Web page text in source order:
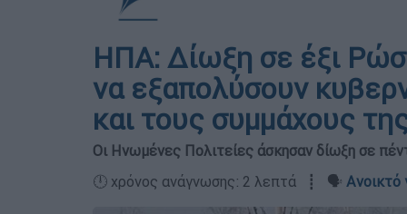
ΗΠΑ: Δίωξη σε έξι
να εξαπολύσουν
και τους συμμάχους
Οι Ηνωμένες Πολιτείες άσκησαν δίωξη σε
🕛 χρόνος ανάγνωσης: 2 λεπτά ┋ 🗣️ Ανοικτό